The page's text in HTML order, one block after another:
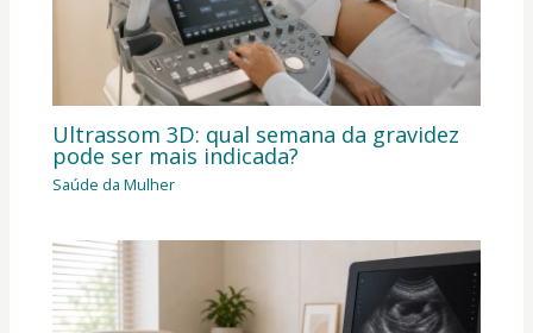
Ultrassom 3D: qual semana da gravidez
pode ser mais indicada?
Saúde da Mulher